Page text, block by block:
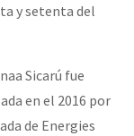
y setenta del
Sicarú fue
en el 2016 por
de Energies